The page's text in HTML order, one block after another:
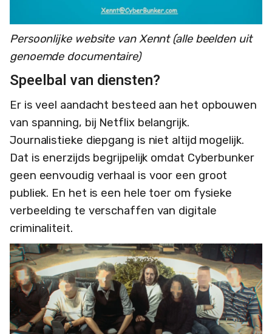
Persoonlijke website van Xennt (alle beelden uit
genoemde documentaire)
Speelbal van diensten?
Er is veel aandacht besteed aan het opbouwen
van spanning, bij Netflix belangrijk.
Journalistieke diepgang is niet altijd mogelijk.
Dat is enerzijds begrijpelijk omdat Cyberbunker
geen eenvoudig verhaal is voor een groot
publiek. En het is een hele toer om fysieke
verbeelding te verschaffen van digitale
criminaliteit.